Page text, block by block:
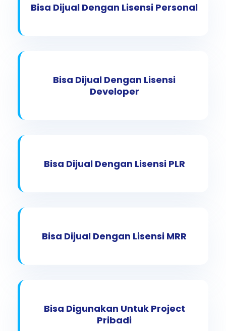
Bisa Dijual Dengan Lisensi Personal
Bisa Dijual Dengan Lisensi
Developer
Bisa Dijual Dengan Lisensi PLR
Bisa Dijual Dengan Lisensi MRR
Bisa Digunakan Untuk Project
Pribadi